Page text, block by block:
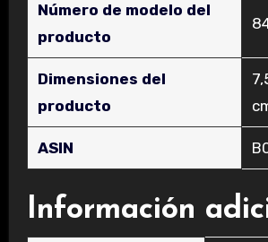
Número de modelo del
producto
Dimensiones del
producto
ASIN
Información